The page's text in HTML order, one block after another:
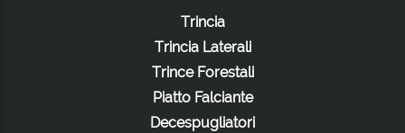
Trincia
Trincia Laterali
Trince Forestali
Piatto Falciante
Decespugliatori